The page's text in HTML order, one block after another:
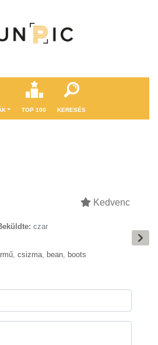
TOP 100 KERESÉS
Kedvenc
czar
, csizma, bean, boots